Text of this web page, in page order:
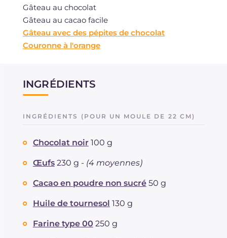
Gâteau au chocolat
Gâteau au cacao facile
Gâteau avec des pépites de chocolat
Couronne à l'orange
INGRÉDIENTS
INGRÉDIENTS (POUR UN MOULE DE 22 CM)
Chocolat noir 100 g
Œufs 230 g - (4 moyennes)
Cacao en poudre non sucré 50 g
Huile de tournesol 130 g
Farine type 00 250 g